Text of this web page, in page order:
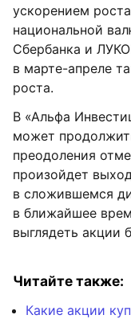
ускорением
национальной
Сбербанка и
в марте-апреле
роста.
В «Альфа
может
преодоления
произойдет
в сложившемся
в ближайшее
выглядеть акции
Читайте также:
Какие акции